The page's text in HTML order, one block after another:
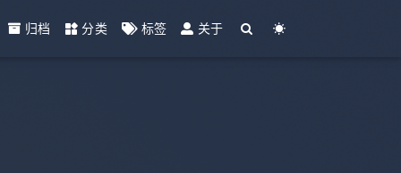
归档 分类 标签 关于